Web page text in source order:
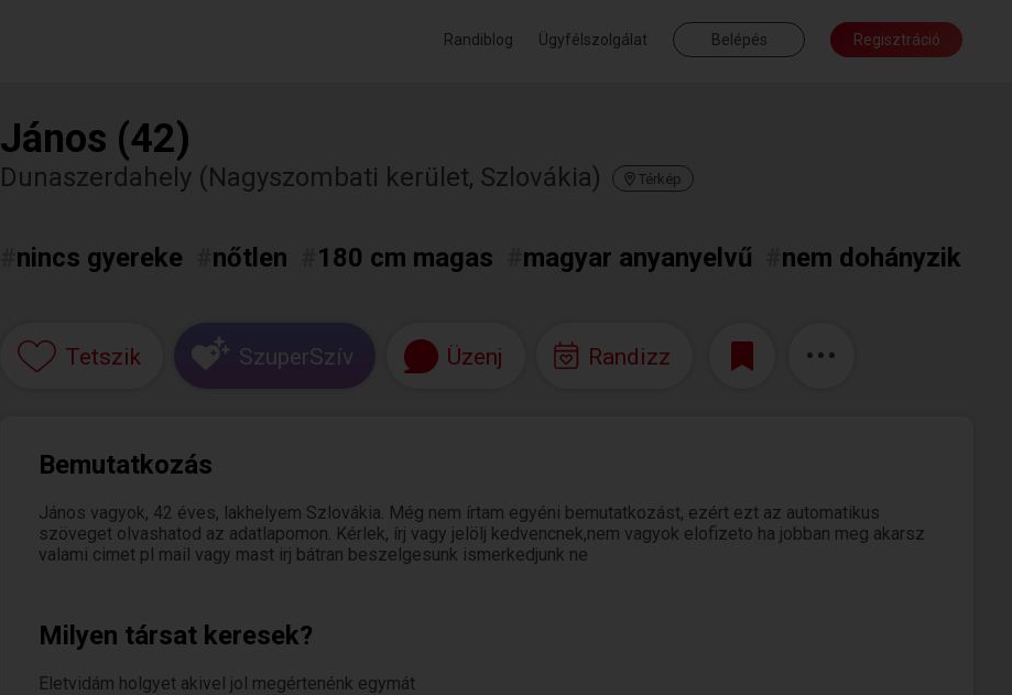
Randiblog Ügyfélszolgálat Belépés Regisztráció
János (42)
Dunaszerdahely (Nagyszombati kerület, Szlovákia) Térkép
nincs gyereke nőtlen 180 cm magas magyar anyanyelvű nem dohányzik
Tetszik SzuperSzív Üzenj Randizz
Bemutatkozás
János vagyok, 42 éves, lakhelyem Szlovákia. Még nem írtam egyéni bemutatkozást, ezért ezt az automatikus
szöveget olvashatod az adatlapomon. Kérlek, írj vagy jelölj kedvencnek,nem vagyok elofizeto ha jobban meg akarsz
valami cimet pl mail vagy mast irj bátran beszelgesunk ismerkedjunk ne
Milyen társat keresek?
Eletvidám holgyet akivel jol megértenénk egymát